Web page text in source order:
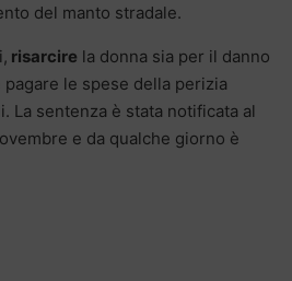
del manto stradale.
risarcire la donna sia per il danno
le spese della perizia
La sentenza è stata notificata al
e da qualche giorno è